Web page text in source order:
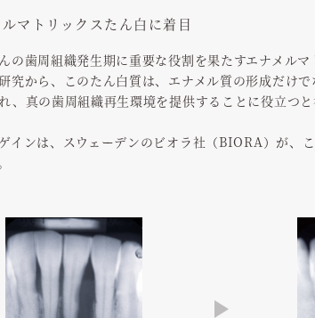
マトリックスたん白に着目
の歯周組織発生期に重要な役割を果たすエナメル
究から、このたん白質は、エナメル質の形成だけ
、真の歯周組織再生環境を提供することに役立つと
インは、スウェーデンのビオラ社（BIORA）が、